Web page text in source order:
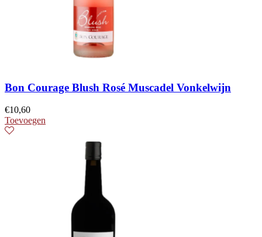
Bon Courage Blush Rosé Muscadel Vonkelwijn
€10,60
Toevoegen